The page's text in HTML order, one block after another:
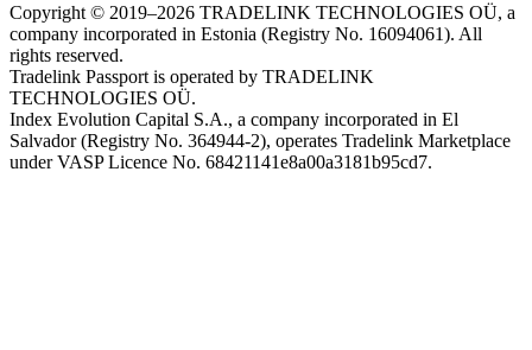
Copyright © 2019–2026 TRADELINK TECHNOLOGIES OÜ, a
company incorporated in Estonia (Registry No. 16094061). All
rights reserved.
Tradelink Passport is operated by TRADELINK
TECHNOLOGIES OÜ.
Index Evolution Capital S.A., a company incorporated in El
Salvador (Registry No. 364944-2), operates Tradelink Marketplace
under VASP Licence No. 68421141e8a00a3181b95cd7.